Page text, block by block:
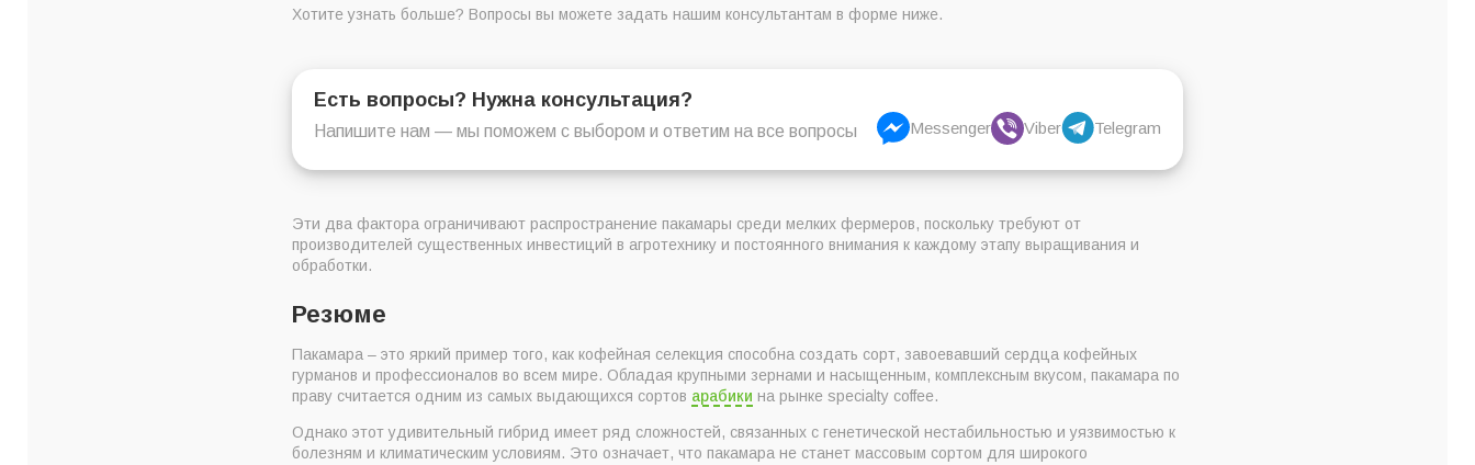
Хотите узнать больше? Вопросы вы можете задать нашим консультантам в форме ниже.
Есть вопросы? Нужна консультация?
Напишите нам — мы поможем с выбором и ответим на все вопросы Messenger Viber Telegram
Эти два фактора ограничивают распространение пакамары среди мелких фермеров, поскольку требуют от
производителей существенных инвестиций в агротехнику и постоянного внимания к каждому этапу выращивания и
обработки.
Резюме
Пакамара – это яркий пример того, как кофейная селекция способна создать сорт, завоевавший сердца кофейных
гурманов и профессионалов во всем мире. Обладая крупными зернами и насыщенным, комплексным вкусом, пакамара по
праву считается одним из самых выдающихся сортов арабики на рынке specialty coffee.
Однако этот удивительный гибрид имеет ряд сложностей, связанных с генетической нестабильностью и уязвимостью к
болезням и климатическим условиям. Это означает, что пакамара не станет массовым сортом для широкого